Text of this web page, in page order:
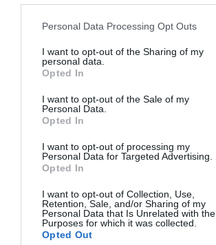
Personal Data Processing Opt Outs
I want to opt-out of the Sharing of my
personal data.
Opted In
I want to opt-out of the Sale of my
Personal Data.
Opted In
I want to opt-out of processing my
Personal Data for Targeted Advertising.
Opted In
I want to opt-out of Collection, Use,
Retention, Sale, and/or Sharing of my
Personal Data that Is Unrelated with the
Purposes for which it was collected.
Opted Out
NFL
Operaciones corporativas
Publicidad
2Playbook Club2P